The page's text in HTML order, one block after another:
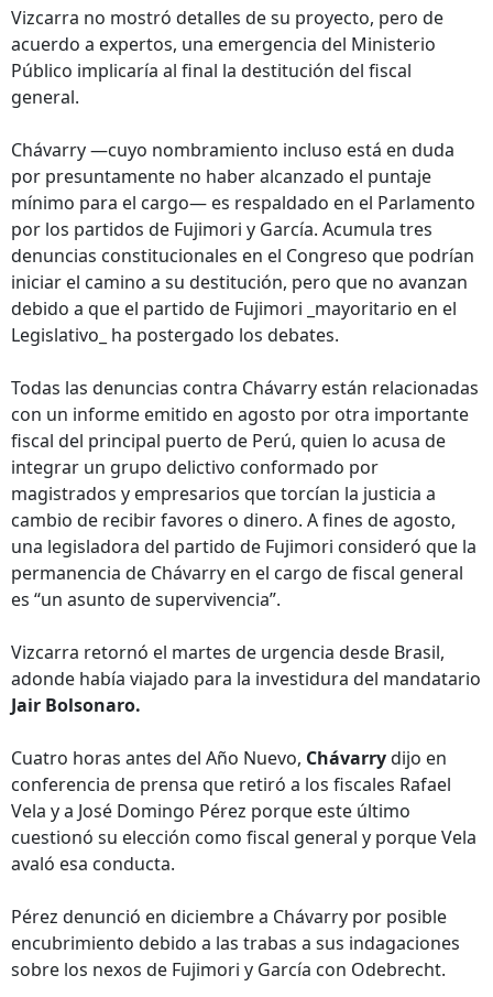
Vizcarra no mostró detalles de su proyecto, pero de
acuerdo a expertos, una emergencia del Ministerio
Público implicaría al final la destitución del fiscal
general.
Chávarry —cuyo nombramiento incluso está en duda
por presuntamente no haber alcanzado el puntaje
mínimo para el cargo— es respaldado en el Parlamento
por los partidos de Fujimori y García. Acumula tres
denuncias constitucionales en el Congreso que podrían
iniciar el camino a su destitución, pero que no avanzan
debido a que el partido de Fujimori _mayoritario en el
Legislativo_ ha postergado los debates.
Todas las denuncias contra Chávarry están relacionadas
con un informe emitido en agosto por otra importante
fiscal del principal puerto de Perú, quien lo acusa de
integrar un grupo delictivo conformado por
magistrados y empresarios que torcían la justicia a
cambio de recibir favores o dinero. A fines de agosto,
una legisladora del partido de Fujimori consideró que la
permanencia de Chávarry en el cargo de fiscal general
es “un asunto de supervivencia”.
Vizcarra retornó el martes de urgencia desde Brasil,
adonde había viajado para la investidura del mandatario
Jair Bolsonaro.
Cuatro horas antes del Año Nuevo, Chávarrydijo en
conferencia de prensa que retiró a los fiscales Rafael
Vela y a José Domingo Pérez porque este último
cuestionó su elección como fiscal general y porque Vela
avaló esa conducta.
Pérez denunció en diciembre a Chávarry por posible
encubrimiento debido a las trabas a sus indagaciones
sobre los nexos de Fujimori y García con Odebrecht.